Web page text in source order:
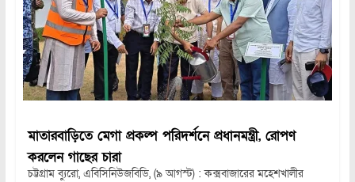
মাতারবাড়িতে মেগা প্রকল্প পরিদর্শনে প্রধানমন্ত্রী, রোপণ
করলেন গাছের চারা
চট্টগ্রাম ব্যুরো, এবিসিনিউজবিডি, (৯ আগস্ট) : কক্সবাজারের মহেশখালীর